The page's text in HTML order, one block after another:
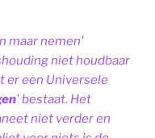
maar nemen'
niet houdbaar
er een Universele
' bestaat. Het
niet verder en